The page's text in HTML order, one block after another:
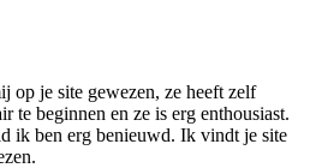
op je site gewezen, ze heeft zelf
te beginnen en ze is erg enthousiast.
ik ben erg benieuwd. Ik vindt je site